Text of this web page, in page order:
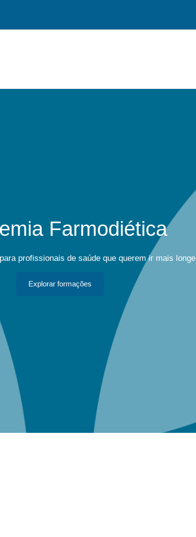
Farmodiética
profissionais de saúde que querem ir mais longe
Explorar formações